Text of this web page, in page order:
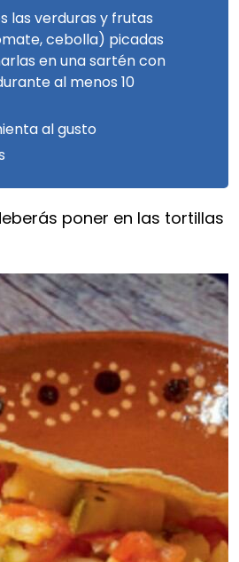
las verduras y frutas
cebolla) picadas
en una sartén con
al menos 10
al gusto
poner en las tortillas